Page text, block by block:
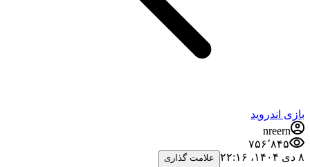
بازی اندروید
nreern
۷۵۶٬۸۴۵
۸ دی ۱۴۰۴،‏ ۲۲:۱۶
علامت گذاری